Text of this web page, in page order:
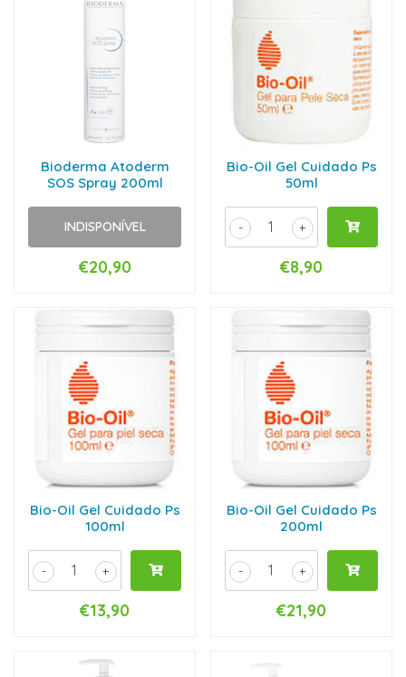
Bioderma Atoderm
SOS Spray 200ml
INDISPONÍVEL
€20,90
Bio-Oil Gel Cuidado Ps
50ml
+
-
€8,90
Bio-Oil Gel Cuidado Ps
100ml
+
-
€13,90
Bio-Oil Gel Cuidado Ps
200ml
+
-
€21,90